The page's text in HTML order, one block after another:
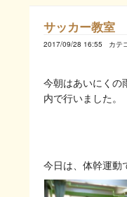
サッカー教室
2017/09/28 16:55 カテ
今朝はあいにくの
内で行いました。
今日は、体幹運動